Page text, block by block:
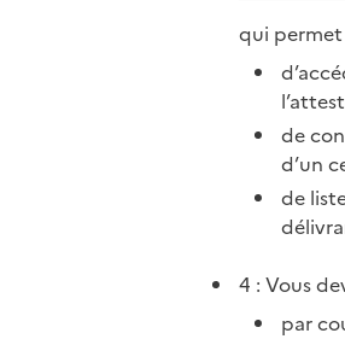
qui permet
de
d’un
de
4 : Vous
par